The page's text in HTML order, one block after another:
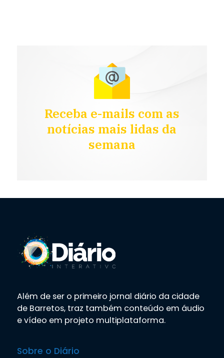
Receba e-mails com as
notícias mais lidas da
semana
Além de ser o primeiro jornal diário da cidade
de Barretos, traz também conteúdo em áudio
e vídeo em projeto multiplataforma.
Sobre o Diário